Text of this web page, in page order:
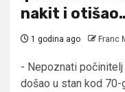
nakit i
1 godina ago Franc
- Nepoznati
došao u stan kod 70-